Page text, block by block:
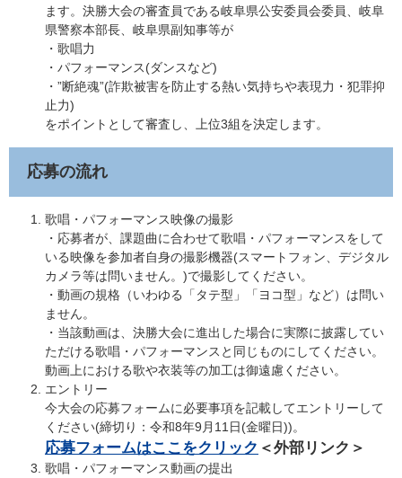
ます。決勝大会の審査員である岐阜県公安委員会委員、岐阜
県警察本部長、岐阜県副知事等が
・歌唱力
・パフォーマンス(ダンスなど)
・”断絶魂”(詐欺被害を防止する熱い気持ちや表現力・犯罪抑
止力)
​をポイントとして審査し、上位3組を決定します。
応募の流れ
歌唱・パフォーマンス映像の撮影
​・応募者が、課題曲に合わせて歌唱・パフォーマンスをして
いる映像を参加者自身の撮影機器(スマートフォン、デジタル
カメラ等は問いません。)で撮影してください。
​・動画の規格（いわゆる「タテ型」「ヨコ型」など）は問い
ません。
​・当該動画は、決勝大会に進出した場合に実際に披露してい
ただける歌唱・パフォーマンスと同じものにしてください。
動画上における歌や衣装等の加工は御遠慮ください。
エントリー
​今大会の応募フォームに必要事項を記載してエントリーして
ください(締切り：令和8年9月11日(金曜日))。
応募フォームはここをクリック ＜外部リンク＞
歌唱・パフォーマンス動画の提出